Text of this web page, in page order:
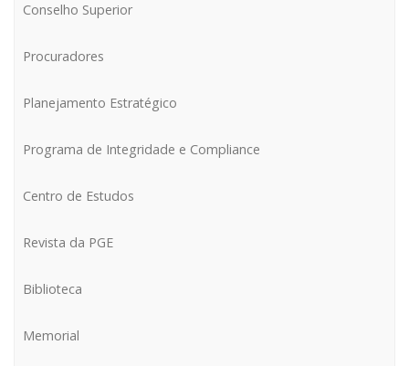
TODAS AS REGIONAIS DA PGE
REGIONAL DE BLUMENAU
Conselho Superior
Procuradores
Planejamento Estratégico
Programa de Integridade e Compliance
Centro de Estudos
Revista da PGE
Biblioteca
Memorial